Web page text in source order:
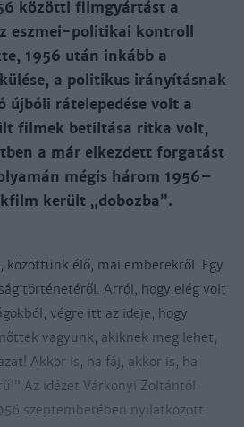
közötti filmgyártást a
eszmei-politikai kontroll
1956 után inkább a
a politikus irányításnak
újbóli rátelepedése volt a
filmek betiltása ritka volt,
a már elkezdett forgatást
mégis három 1956–
került „dobozba”.
közöttünk élő, mai emberekről. Egy
történetéről. Arról, hogy elég volt
végre itt az ideje, hogy
vagyunk, akiknek meg lehet,
Akkor is, ha fáj, akkor is, ha
Az idézet Várkonyi Zoltántól
szeptemberében nyilatkozott